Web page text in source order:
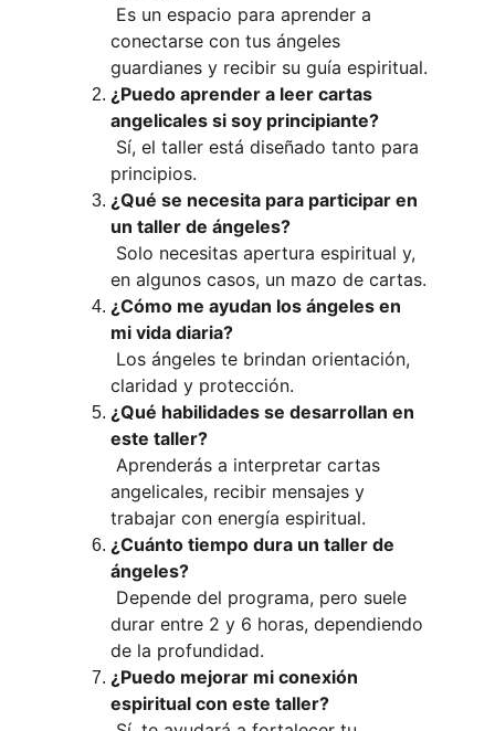
conectarse con tus ángeles
guardianes y recibir su guía espiritual.
¿Puedo aprender a leer cartas
angelicales si soy principiante?
principios.
¿Qué se necesita para participar en
un taller de ángeles?
en algunos casos, un mazo de cartas.
¿Cómo me ayudan los ángeles en
mi vida diaria?
claridad y protección.
¿Qué habilidades se desarrollan en
este taller?
angelicales, recibir mensajes y
trabajar con energía espiritual.
¿Cuánto tiempo dura un taller de
ángeles?
durar entre 2 y 6 horas, dependiendo
de la profundidad.
¿Puedo mejorar mi conexión
espiritual con este taller?